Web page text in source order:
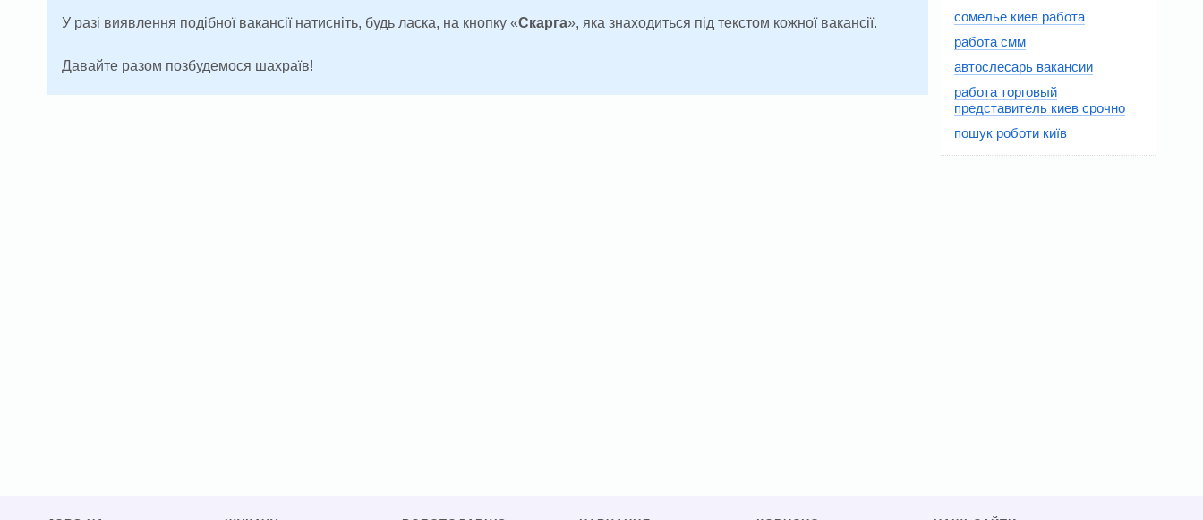
У разі виявлення подібної вакансії натисніть, будь ласка, на кнопку «Скарга», яка знаходиться під текстом кожної вакансії.
Давайте разом позбудемося шахраїв!
сомелье киев работа
работа смм
автослесарь вакансии
работа торговый
представитель киев срочно
пошук роботи київ